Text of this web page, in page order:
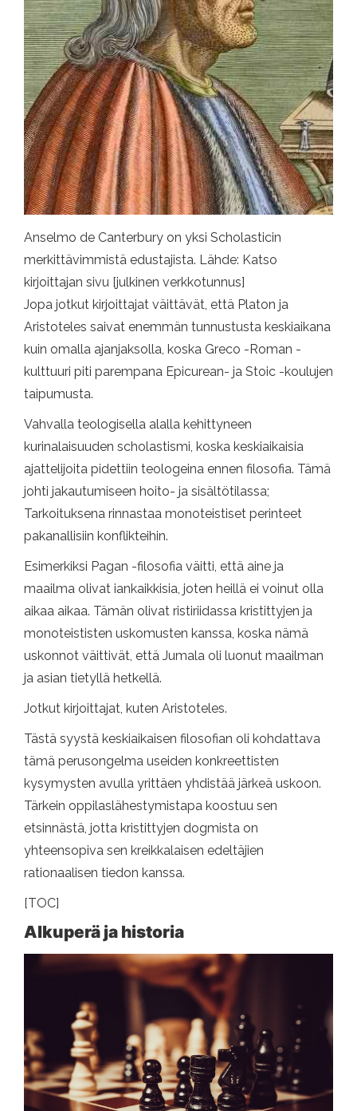
Anselmo de Canterbury on yksi Scholasticin
merkittävimmistä edustajista. Lähde: Katso
kirjoittajan sivu [julkinen verkkotunnus]
Jopa jotkut kirjoittajat väittävät, että Platon ja
Aristoteles saivat enemmän tunnustusta keskiaikana
kuin omalla ajanjaksolla, koska Greco -Roman -
kulttuuri piti parempana Epicurean- ja Stoic -koulujen
taipumusta.
Vahvalla teologisella alalla kehittyneen
kurinalaisuuden scholastismi, koska keskiaikaisia ​​
ajattelijoita pidettiin teologeina ennen filosofia. Tämä
johti jakautumiseen hoito- ja sisältötilassa;
Tarkoituksena rinnastaa monoteistiset perinteet
pakanallisiin konflikteihin.
Esimerkiksi Pagan -filosofia väitti, että aine ja
maailma olivat iankaikkisia, joten heillä ei voinut olla
aikaa aikaa. Tämän olivat ristiriidassa kristittyjen ja
monoteististen uskomusten kanssa, koska nämä
uskonnot väittivät, että Jumala oli luonut maailman
ja asian tietyllä hetkellä.
Jotkut kirjoittajat, kuten Aristoteles.
Tästä syystä keskiaikaisen filosofian oli kohdattava
tämä perusongelma useiden konkreettisten
kysymysten avulla yrittäen yhdistää järkeä uskoon.
Tärkein oppilaslähestymistapa koostuu sen
etsinnästä, jotta kristittyjen dogmista on
yhteensopiva sen kreikkalaisen edeltäjien
rationaalisen tiedon kanssa.
[TOC]
Alkuperä ja historia